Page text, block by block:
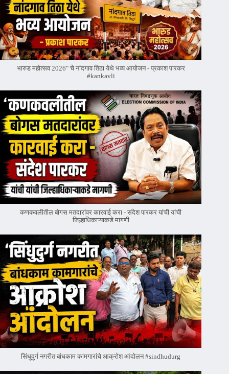
भारुड महोत्सव 2026" चे नांदगाव तिठा येथे भव्य आयोजन - प्रकाश पारकर
#kankavli
कणकवलीतील बोगस मतदारांवर‌ कारवाई करा - संदेश पारकर यांची यांची
जिल्हाधिकाऱ्याकडे मागणी
सिंधुदुर्ग नगरीत बांधकाम कामगारांचे आक्रोश आंदोलन #sindhudurg